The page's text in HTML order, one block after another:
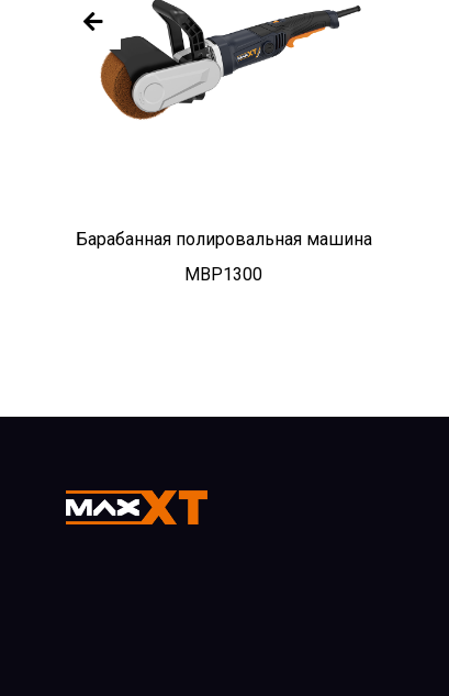
Барабанная полировальная машина
MBP1300